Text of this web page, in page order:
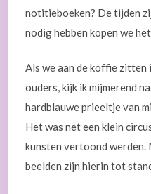
notitieboeken? De tijden
nodig hebben kopen we
Als we aan de koffie zitten
ouders, kijk ik mijmerend
hardblauwe prieeltje van
Het was net een klein
kunsten vertoond werden.
beelden zijn hierin tot